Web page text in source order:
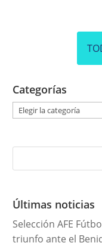
Categorías
g
r
a
s
Últimas noticias
Selección AFE
triunfo ante el